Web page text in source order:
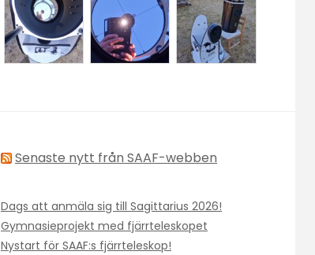
Senaste nytt från SAAF-webben
Dags att anmäla sig till Sagittarius 2026!
Gymnasieprojekt med fjärrteleskopet
Nystart för SAAF:s fjärrteleskop!